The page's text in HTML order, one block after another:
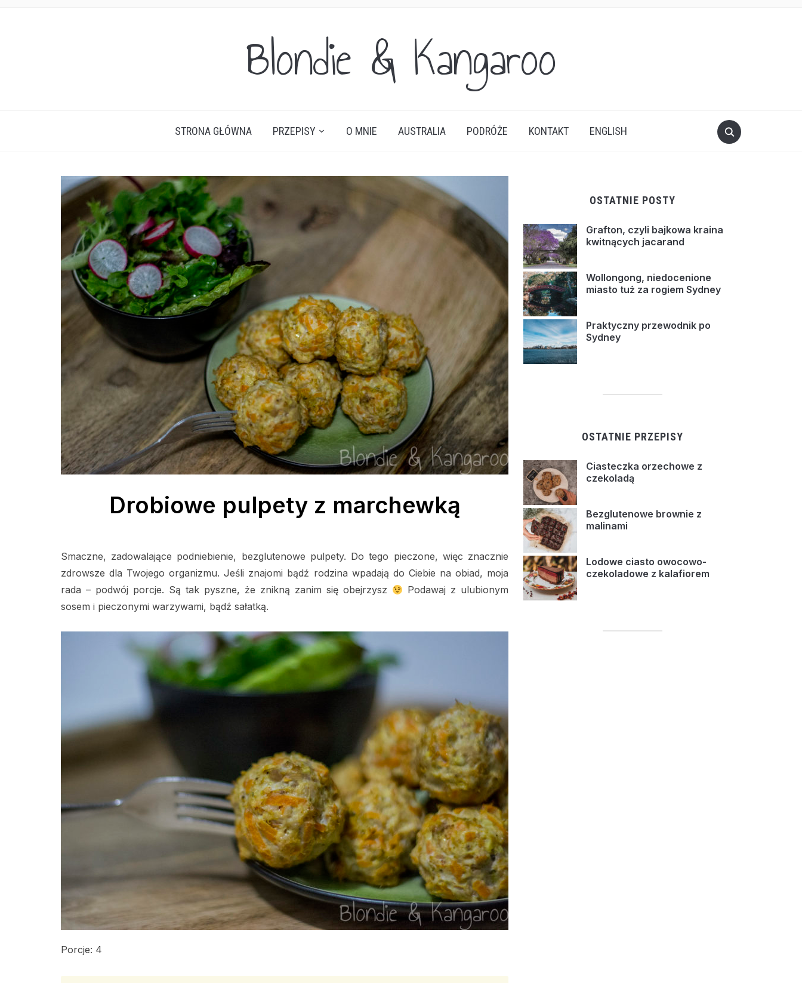
Blondie & Kangaroo
STRONA GŁÓWNA PRZEPISY O MNIE AUSTRALIA PODRÓŻE KONTAKT ENGLISH
Drobiowe pulpety z marchewką
Smaczne, zadowalające podniebienie, bezglutenowe pulpety. Do tego pieczone, więc znacznie
zdrowsze dla Twojego organizmu. Jeśli znajomi bądź rodzina wpadają do Ciebie na obiad, moja
rada – podwój porcje. Są tak pyszne, że znikną zanim się obejrzysz
Podawaj z ulubionym
sosem i pieczonymi warzywami, bądź sałatką.
Porcje: 4
OSTATNIE POSTY
Grafton, czyli bajkowa kraina
kwitnących jacarand
Wollongong, niedocenione
miasto tuż za rogiem Sydney
Praktyczny przewodnik po
Sydney
OSTATNIE PRZEPISY
Ciasteczka orzechowe z
czekoladą
Bezglutenowe brownie z
malinami
Lodowe ciasto owocowo-
czekoladowe z kalafiorem